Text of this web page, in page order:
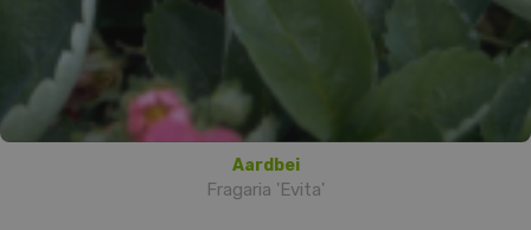
Aardbei
Fragaria 'Evita'